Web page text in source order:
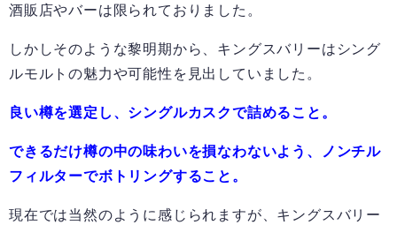
酒販店やバーは限られておりました。
しかしそのような黎明期から、キングスバリーはシング
ルモルトの魅力や可能性を見出していました。
良い樽を選定し、シングルカスクで詰めること。
できるだけ樽の中の味わいを損なわないよう、ノンチル
フィルターでボトリングすること。
現在では当然のように感じられますが、キングスバリー